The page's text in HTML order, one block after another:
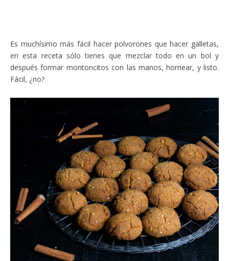
Es muchísimo más fácil hacer polvorones que hacer galletas,
en esta receta sólo tienes que mezclar todo en un bol y
después formar montoncitos con las manos, hornear, y listo.
Fácil, ¿no?